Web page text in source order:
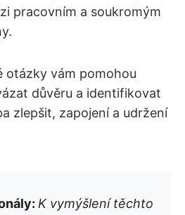
pracovním a soukromým
otázky vám pomohou
důvěru a identifikovat
zlepšit, zapojení a udržení
K vymýšlení těchto